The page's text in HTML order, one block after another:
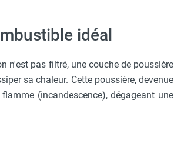
idéal
n'est pas filtré, une couche de poussière
sa chaleur. Cette poussière, devenue
(incandescence), dégageant une